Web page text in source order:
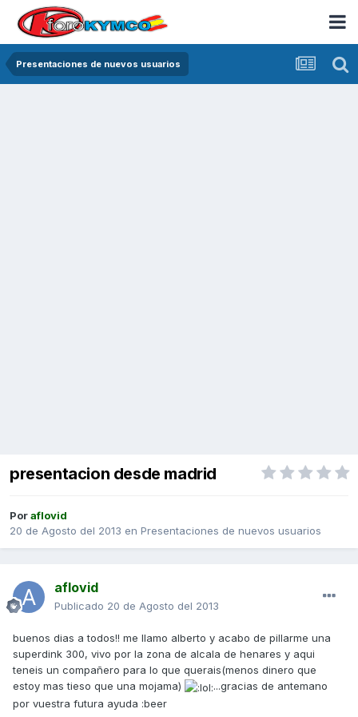
Presentaciones de nuevos usuarios
presentacion desde madrid
Poraflovid
20 de Agosto del 2013 en Presentaciones de nuevos usuarios
aflovid
Publicado 20 de Agosto del 2013
buenos dias a todos!! me llamo alberto y acabo de pillarme una
superdink 300, vivo por la zona de alcala de henares y aqui
teneis un compañero para lo que querais(menos dinero que
estoy mas tieso que una mojama)
...gracias de antemano
por vuestra futura ayuda :beer